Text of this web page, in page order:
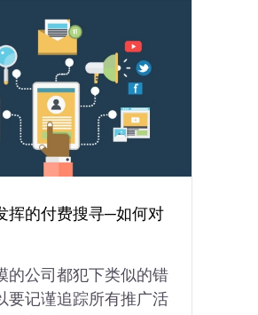
挥的付费搜寻─如何对
的公司都犯下类似的错
要记谨追踪所有推广活